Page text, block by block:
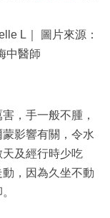
L｜ 圖片來源：
中醫師
，手一般不腫，
影響有關，令水
及經行時少吃
，因為久坐不動